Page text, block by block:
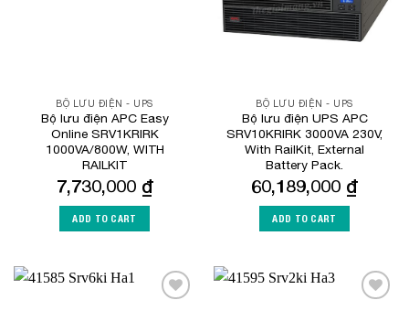
BỘ LƯU ĐIỆN - UPS
Bộ lưu điện APC Easy
Online SRV1KRIRK
1000VA/800W, WITH
RAILKIT
7,730,000 ₫
ADD TO CART
BỘ LƯU ĐIỆN - UPS
Bộ lưu điện UPS APC
SRV10KRIRK 3000VA 230V,
With RailKit, External
Battery Pack.
60,189,000 ₫
ADD TO CART